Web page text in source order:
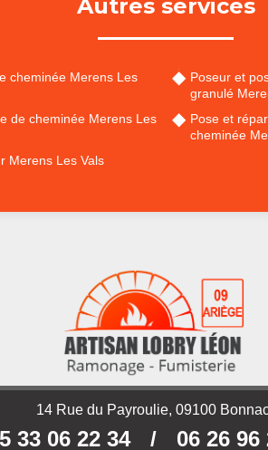
Autres services
cheminée Merens Les
de cheminée Merens Les
Merens Les Vals
Poseur et
granulé
Pose et
cheminée
14 Rue du Payroulie, 09100
33 06 22 34 / 06 26 96